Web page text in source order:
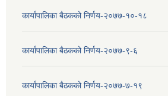
कार्यापालिका बैठकको निर्णय-२०७७-१०-१८
कार्यापालिका बैठकको निर्णय-२०७७-९-६
कार्यापालिका बैठकको निर्णय-२०७७-७-१९